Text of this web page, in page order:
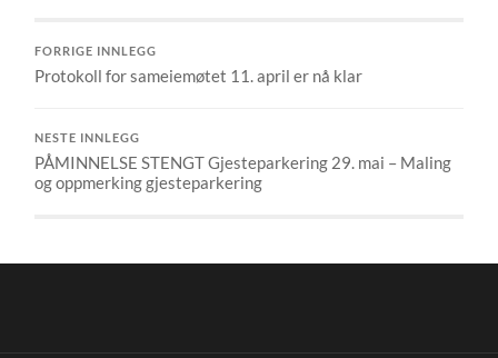
FORRIGE INNLEGG
Protokoll for sameiemøtet 11. april er nå klar
NESTE INNLEGG
PÅMINNELSE STENGT Gjesteparkering 29. mai – Maling
og oppmerking gjesteparkering